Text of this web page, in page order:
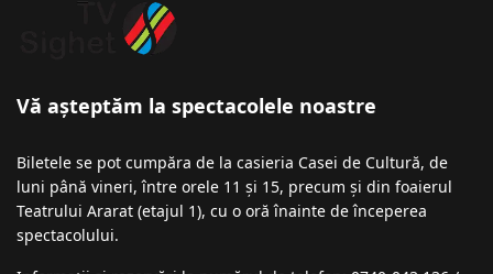
Vă așteptăm la spectacolele noastre
Biletele se pot cumpăra de la casieria Casei de Cultură, de
luni până vineri, între orele 11 și 15, precum și din foaierul
Teatrului Ararat (etajul 1), cu o oră înainte de începerea
spectacolului.